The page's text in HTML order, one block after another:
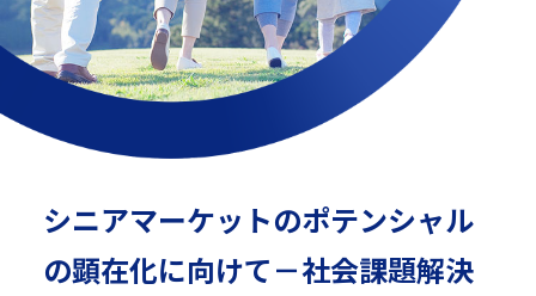
シニアマーケットのポテンシャル
の顕在化に向けて－社会課題解決